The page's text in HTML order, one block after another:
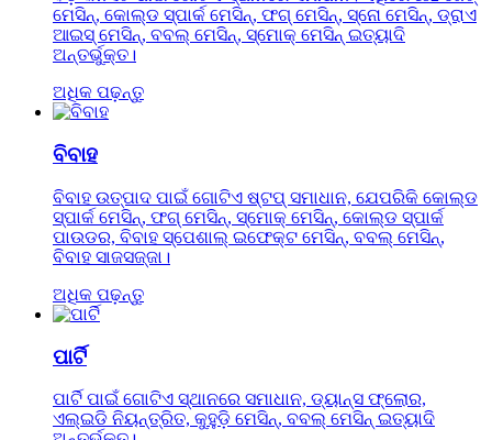
ମେସିନ୍, କୋଲ୍ଡ ସ୍ପାର୍କ ମେସିନ୍, ଫଗ୍ ମେସିନ୍, ସ୍ନୋ ମେସିନ୍, ଡ୍ରାଏ
ଆଇସ୍ ମେସିନ୍, ବବଲ୍ ମେସିନ୍, ସ୍ମୋକ୍ ମେସିନ୍ ଇତ୍ୟାଦି
ଅନ୍ତର୍ଭୁକ୍ତ।
ଅଧିକ ପଢ଼ନ୍ତୁ
ବିବାହ
ବିବାହ ଉତ୍ପାଦ ପାଇଁ ଗୋଟିଏ ଷ୍ଟପ୍ ସମାଧାନ, ଯେପରିକି କୋଲ୍ଡ
ସ୍ପାର୍କ ମେସିନ୍, ଫଗ୍ ମେସିନ୍, ସ୍ମୋକ୍ ମେସିନ୍, କୋଲ୍ଡ ସ୍ପାର୍କ
ପାଉଡର, ବିବାହ ସ୍ପେଶାଲ୍ ଇଫେକ୍ଟ ମେସିନ୍, ବବଲ୍ ମେସିନ୍,
ବିବାହ ସାଜସଜ୍ଜା।
ଅଧିକ ପଢ଼ନ୍ତୁ
ପାର୍ଟି
ପାର୍ଟି ପାଇଁ ଗୋଟିଏ ସ୍ଥାନରେ ସମାଧାନ, ଡ୍ୟାନ୍ସ ଫ୍ଲୋର,
ଏଲ୍ଇଡି ନିୟନ୍ତ୍ରିତ, କୁହୁଡ଼ି ମେସିନ୍, ବବଲ୍ ମେସିନ୍ ଇତ୍ୟାଦି